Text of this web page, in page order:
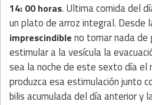
14: 00 horas. Ultima comida del
un plato de arroz integral. Desde
imprescindible no tomar nada de
estimular a la vesícula la
sea la noche de este sexto día el
produzca esa estimulación junto
bilis acumulada del día anterior y